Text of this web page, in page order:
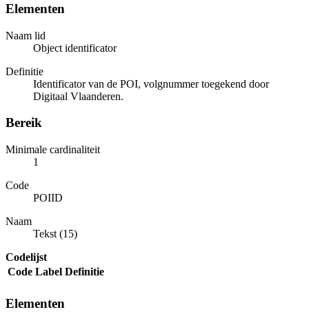
Elementen
Naam lid
Object identificator
Definitie
Identificator van de POI, volgnummer toegekend door
Digitaal Vlaanderen.
Bereik
Minimale cardinaliteit
1
Code
POIID
Naam
Tekst (15)
Codelijst
Code Label Definitie
Elementen